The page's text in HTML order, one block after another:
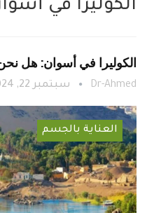
الكوليرا في
الكوليرا في أسوان: هل
Dr-Ahmed سبتمبر 22, 2024
العناية بالجسم